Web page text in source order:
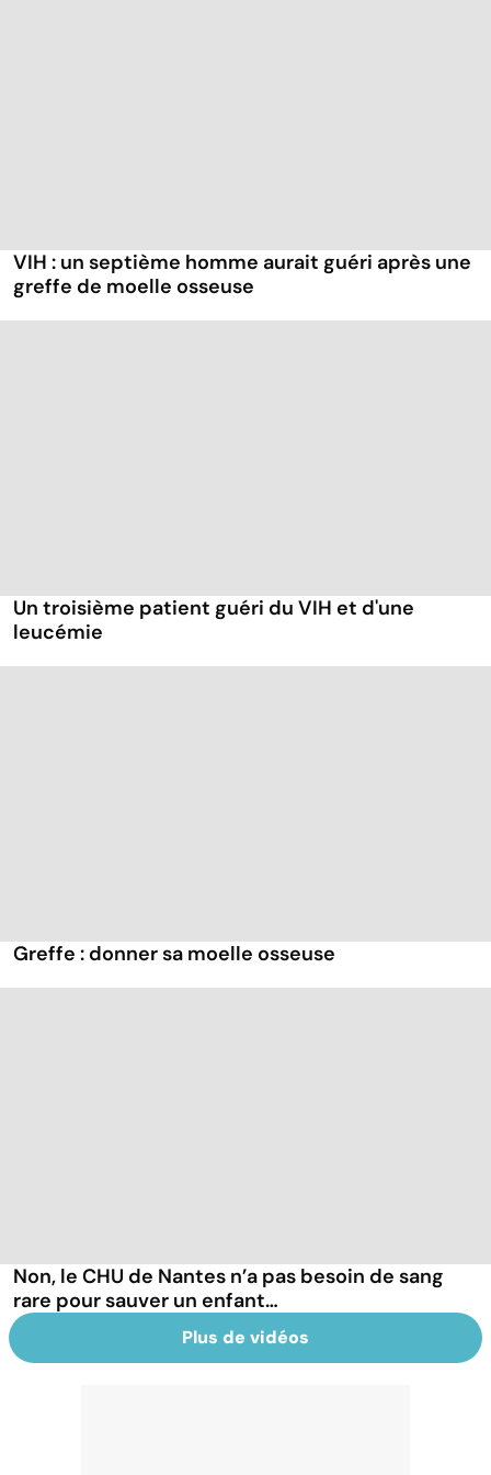
VIH : un septième homme aurait guéri après une
greffe de moelle osseuse
Un troisième patient guéri du VIH et d'une
leucémie
Greffe : donner sa moelle osseuse
Non, le CHU de Nantes n’a pas besoin de sang
rare pour sauver un enfant…
Plus de vidéos